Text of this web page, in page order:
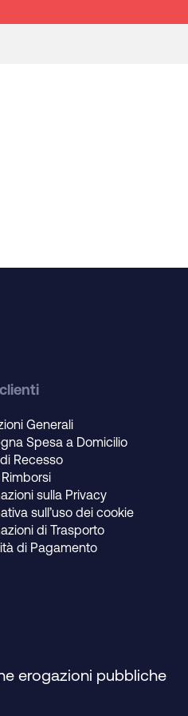
Generali
Spesa a Domicilio
Recesso
sulla Privacy
sull’uso dei cookie
di Trasporto
di Pagamento
erogazioni pubbliche